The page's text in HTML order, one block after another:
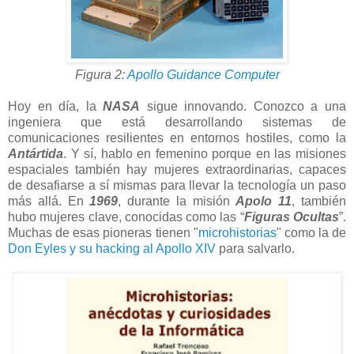
Figura 2:Apollo Guidance Computer
Hoy en día, laNASA sigue innovando. Conozco a una
ingeniera que está desarrollando sistemas de
comunicaciones resilientes en entornos hostiles, como la
Antártida. Y sí, hablo en femenino porque en las misiones
espaciales también hay mujeres extraordinarias, capaces
de desafiarse a sí mismas para llevar la tecnología un paso
más allá. En1969, durante la misiónApolo 11, también
hubo mujeres clave, conocidas como las “Figuras Ocultas”.
Muchas de esas pioneras tienen "microhistorias" como la de
Don Eyles y su hacking al Apollo XIV para salvarlo.